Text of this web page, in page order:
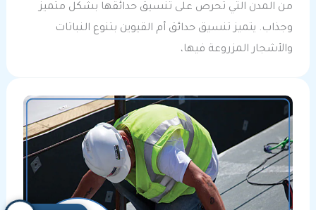
من المدن التي تحرص على تنسيق حدائقها بشكل متميز
وجذاب. يتميز تنسيق حدائق أم القيوين بتنوع النباتات
والأشجار المزروعة فيها،